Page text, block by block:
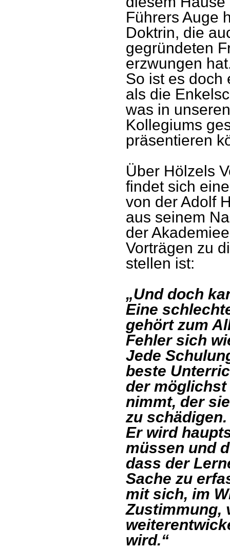
Führers Auge
Doktrin, die
gegründeten
erzwungen
So ist es doch
als die
was in
Kollegiums
präsentieren
Über Hölzels
findet sich
von der Adolf
aus seinem
der
Vorträgen zu
stellen ist:
„Und doch
Eine
gehört zum
Fehler sich
Jede
beste
der
nimmt, der
zu schädigen.
Er wird
müssen und
dass der
Sache zu
mit sich, im
Zustimmung,
wird.“